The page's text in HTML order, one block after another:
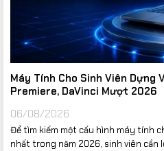
Máy Tính Cho Sinh Viên Dựng
Premiere, DaVinci Mượt 2026
06/08/2026
Để tìm kiếm một cấu hình máy tính
nhất trong năm 2026, sinh viên cần